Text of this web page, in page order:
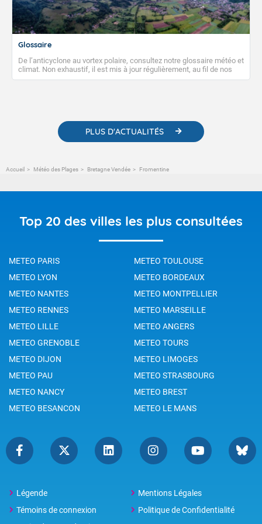
Glossaire
De l’anticyclone au vortex polaire, consultez notre glossaire météo et
climat. Non exhaustif, il est mis à jour régulièrement, au fil de nos
publications. Vous y trouverez également des liens utiles vers nos
PLUS D'ACTUALITÉS
Accueil Météo des Plages Bretagne Vendée Fromentine
Top 20 des villes les plus consultées
METEO PARIS
METEO TOULOUSE
METEO LYON
METEO BORDEAUX
METEO NANTES
METEO MONTPELLIER
METEO RENNES
METEO MARSEILLE
METEO LILLE
METEO ANGERS
METEO GRENOBLE
METEO TOURS
METEO DIJON
METEO LIMOGES
METEO PAU
METEO STRASBOURG
METEO NANCY
METEO BREST
METEO BESANCON
METEO LE MANS
Légende
Mentions Légales
Témoins de connexion
Politique de Confidentialité